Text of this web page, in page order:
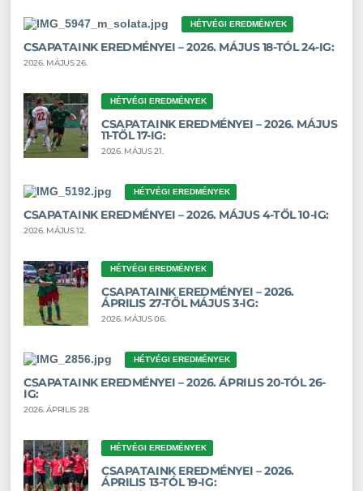
HÉTVÉGI EREDMÉNYEK
CSAPATAINK EREDMÉNYEI – 2026. MÁJUS 18-TÓL 24-IG:
2026. MÁJUS 26.
HÉTVÉGI EREDMÉNYEK
CSAPATAINK EREDMÉNYEI – 2026. MÁJUS
11-TŐL 17-IG:
2026. MÁJUS 21.
HÉTVÉGI EREDMÉNYEK
CSAPATAINK EREDMÉNYEI – 2026. MÁJUS 4-TŐL 10-IG:
2026. MÁJUS 12.
HÉTVÉGI EREDMÉNYEK
CSAPATAINK EREDMÉNYEI – 2026.
ÁPRILIS 27-TŐL MÁJUS 3-IG:
2026. MÁJUS 06.
HÉTVÉGI EREDMÉNYEK
CSAPATAINK EREDMÉNYEI – 2026. ÁPRILIS 20-TÓL 26-
IG:
2026. ÁPRILIS 28.
HÉTVÉGI EREDMÉNYEK
CSAPATAINK EREDMÉNYEI – 2026.
ÁPRILIS 13-TÓL 19-IG: